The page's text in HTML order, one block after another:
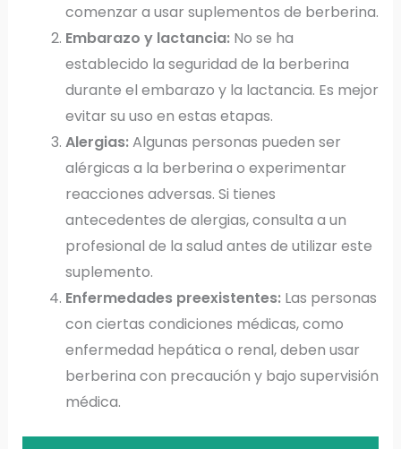
comenzar a usar suplementos de berberina.
Embarazo y lactancia:No se ha
establecido la seguridad de la berberina
durante el embarazo y la lactancia. Es mejor
evitar su uso en estas etapas.
Alergias:Algunas personas pueden ser
alérgicas a la berberina o experimentar
reacciones adversas. Si tienes
antecedentes de alergias, consulta a un
profesional de la salud antes de utilizar este
suplemento.
Enfermedades preexistentes:Las personas
con ciertas condiciones médicas, como
enfermedad hepática o renal, deben usar
berberina con precaución y bajo supervisión
médica.